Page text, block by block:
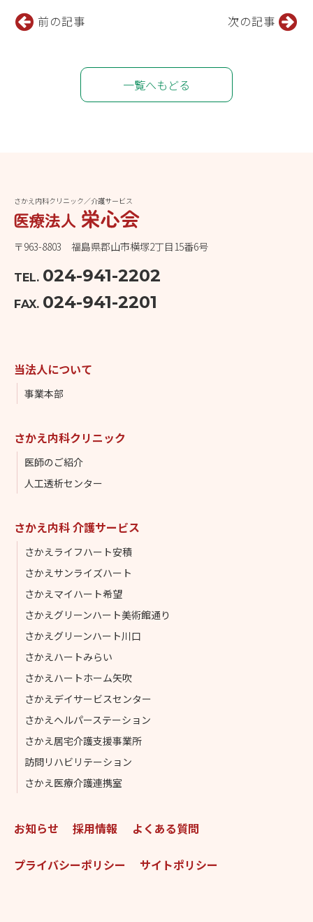
前の記事 次の記事
一覧へもどる
さかえ内科クリニック／介護サービス
〒963-8803 福島県郡山市横塚2丁目15番6号
TEL. 024-941-2202
FAX. 024-941-2201
当法人について
事業本部
さかえ内科クリニック
医師のご紹介
人工透析センター
さかえ内科 介護サービス
さかえライフハート安積
さかえサンライズハート
さかえマイハート希望
さかえグリーンハート美術館通り
さかえグリーンハート川口
さかえハートみらい
さかえハートホーム矢吹
さかえデイサービスセンター
さかえヘルパーステーション
さかえ居宅介護支援事業所
訪問リハビリテーション
さかえ医療介護連携室
お知らせ 採用情報 よくある質問
プライバシーポリシー サイトポリシー